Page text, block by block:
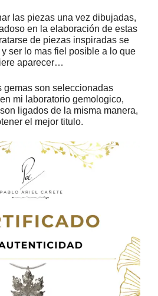
las piezas una vez dibujadas,
en la elaboración de estas
de piezas inspiradas se
ser lo mas fiel posible a lo que
aparecer…
gemas son seleccionadas
mi laboratorio gemologico,
ligados de la misma manera,
el mejor titulo.